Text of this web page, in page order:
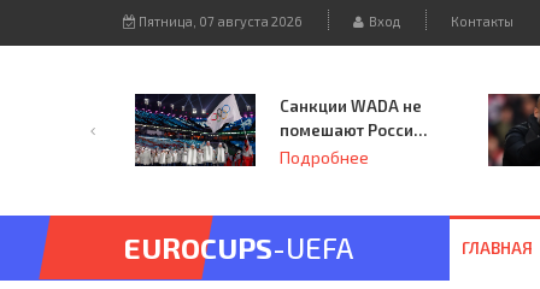
Пятница, 07 августа 2026 Вход Контакты
Санкции WADA не
помешают России
принять
Подробнее
EUROCUPS-UEFA ГЛАВНАЯ